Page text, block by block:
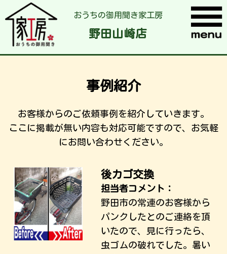
おうちの御用聞き家工房
野田山崎店
事例紹介
お客様からのご依頼事例を紹介していきます。
ここに掲載が無い内容も対応可能ですので、お気軽
にお問い合わせください。
後カゴ交換
担当者コメント：
野田市の常連のお客様から
パンクしたとのご連絡を頂
いたので、見に行ったら、
虫ゴムの破れでした。暑い